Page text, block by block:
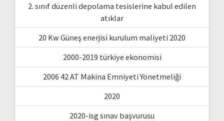
2. sınıf düzenli depolama tesislerine kabul edilen
atıklar
20 Kw Güneş enerjisi kurulum maliyeti 2020
2000-2019 türkiye ekonomisi
2006 42 AT Makina Emniyeti Yönetmeliği
2020
2020-isg sınav başvurusu